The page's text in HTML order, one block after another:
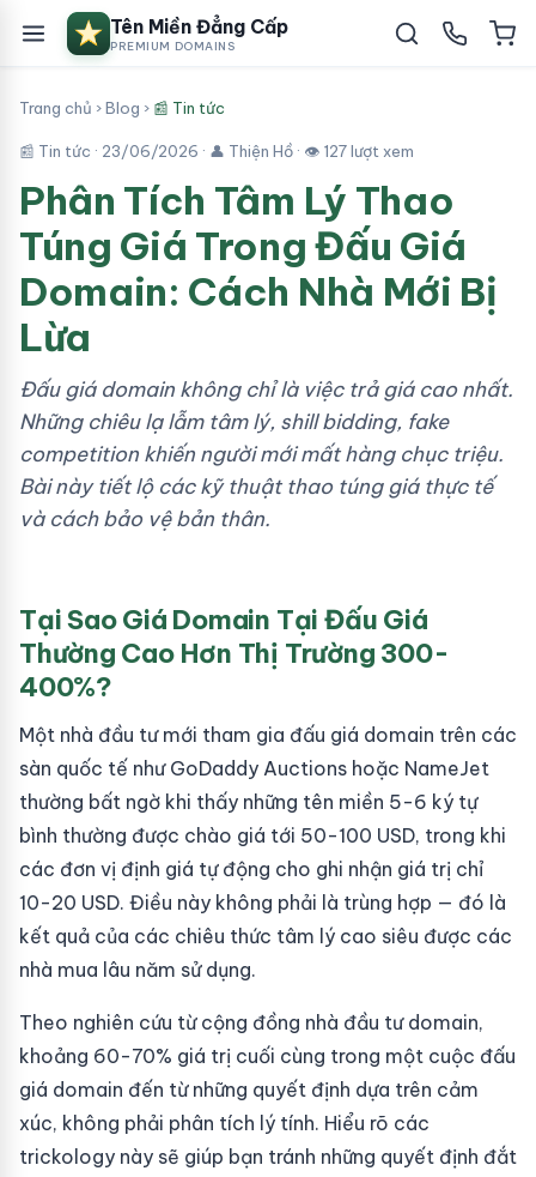
Tên Miền Đẳng Cấp
PREMIUM DOMAINS
Trang chủ ›Blog › 📰 Tin tức
📰 Tin tức · 23/06/2026 · 👤 Thiện Hồ · 👁 127 lượt xem
Phân Tích Tâm Lý Thao
Túng Giá Trong Đấu Giá
Domain: Cách Nhà Mới Bị
Lừa
Đấu giá domain không chỉ là việc trả giá cao nhất.
Những chiêu lạ lẫm tâm lý, shill bidding, fake
competition khiến người mới mất hàng chục triệu.
Bài này tiết lộ các kỹ thuật thao túng giá thực tế
và cách bảo vệ bản thân.
Tại Sao Giá Domain Tại Đấu Giá
Thường Cao Hơn Thị Trường 300-
400%?
Một nhà đầu tư mới tham gia đấu giá domain trên các
sàn quốc tế như GoDaddy Auctions hoặc NameJet
thường bất ngờ khi thấy những tên miền 5-6 ký tự
bình thường được chào giá tới 50-100 USD, trong khi
các đơn vị định giá tự động cho ghi nhận giá trị chỉ
10-20 USD. Điều này không phải là trùng hợp — đó là
kết quả của các chiêu thức tâm lý cao siêu được các
nhà mua lâu năm sử dụng.
Theo nghiên cứu từ cộng đồng nhà đầu tư domain,
khoảng 60-70% giá trị cuối cùng trong một cuộc đấu
giá domain đến từ những quyết định dựa trên cảm
xúc, không phải phân tích lý tính. Hiểu rõ các
trickology này sẽ giúp bạn tránh những quyết định đắt